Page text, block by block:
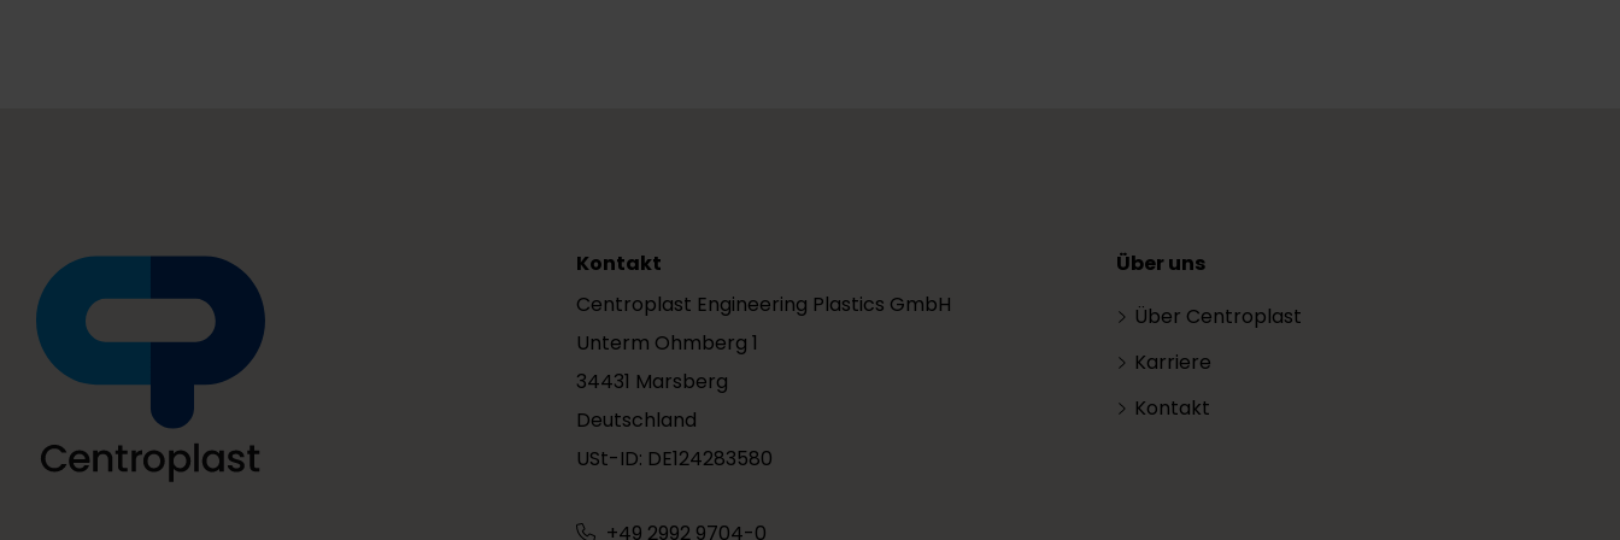
Kontakt
Centroplast Engineering Plastics GmbH
Unterm Ohmberg 1
34431 Marsberg
Deutschland
USt-ID: DE124283580
+49 2992 9704-0
Über uns
Über Centroplast
Karriere
Kontakt